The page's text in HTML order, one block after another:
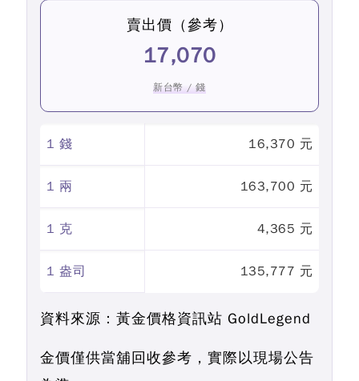
賣出價（參考）
17,070
新台幣 / 錢
1 錢 16,370 元
1 兩 163,700 元
1 克 4,365 元
1 盎司 135,777 元
資料來源：黃金價格資訊站 GoldLegend
金價僅供當舖回收參考，實際以現場公告